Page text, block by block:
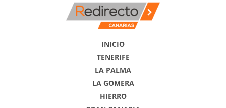
INICIO
TENERIFE
LA PALMA
LA GOMERA
HIERRO